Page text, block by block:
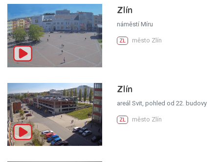
Zlín
náměstí Míru
ZL město Zlín
Zlín
areál Svit, pohled od 22. budovy
ZL město Zlín